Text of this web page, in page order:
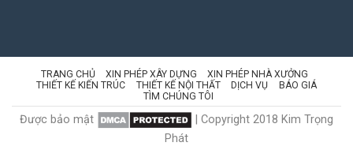
TRANG CHỦ XIN PHÉP XÂY DỰNG
XIN PHÉP NHÀ XƯỞNG
THIẾT KẾ KIẾN TRÚC
THIẾT KẾ NỘI THẤT DỊCH VỤ
BÁO GIÁ
TÌM CHÚNG TÔI
Được bảo mật
| Copyright 2018 Kim Trọng
Phát